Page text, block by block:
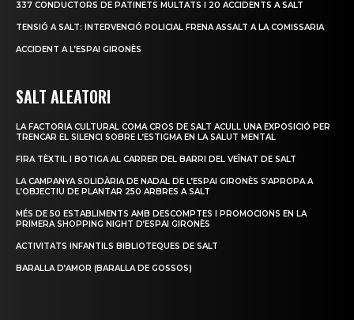
337 CONDUCTORS DE PATINETS MULTATS I 20 ACCIDENTS A SALT
TENSIÓ A SALT: INTERVENCIÓ POLICIAL FRENA ASSALT A LA COMISSARIA
ACCIDENT A L’ESPAI GIRONÈS
SALT ALEATORI
LA FACTORIA CULTURAL COMA CROS DE SALT ACULL UNA EXPOSICIÓ PER
TRENCAR EL SILENCI SOBRE L’ESTIGMA EN LA SALUT MENTAL
FIRA TÈXTIL I BOTIGA AL CARRER DEL BARRI DEL VEÏNAT DE SALT
LA CAMPANYA SOLIDÀRIA DE NADAL DE L’ESPAI GIRONÈS S’APROPA A
L’OBJECTIU DE PLANTAR 250 ARBRES A SALT
MÉS DE 50 ESTABLIMENTS AMB DESCOMPTES I PROMOCIONS EN LA
PRIMERA SHOPPING NIGHT D’ESPAI GIRONÈS
ACTIVITATS INFANTILS BIBLIOTEQUES DE SALT
BARALLA D’AMOR (BARALLA DE GOSSOS)